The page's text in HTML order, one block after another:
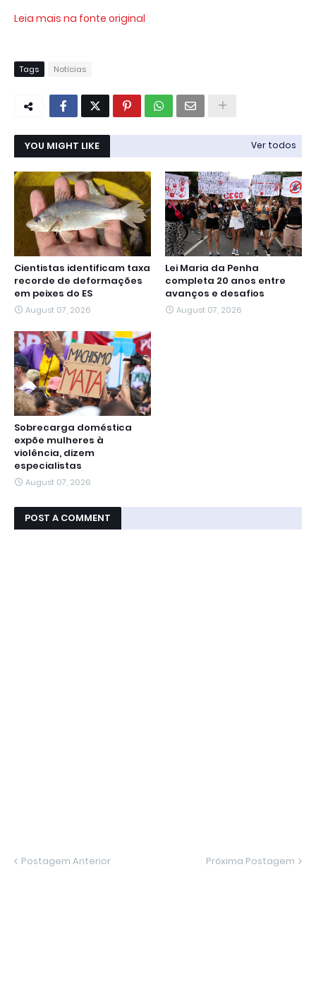
Leia mais na fonte original
Tags Notícias
YOU MIGHT LIKE Ver todos
Cientistas identificam taxa
recorde de deformações
em peixes do ES
August 07, 2026
Lei Maria da Penha
completa 20 anos entre
avanços e desafios
August 07, 2026
Sobrecarga doméstica
expõe mulheres à
violência, dizem
especialistas
August 07, 2026
POST A COMMENT
Postagem Anterior Próxima Postagem